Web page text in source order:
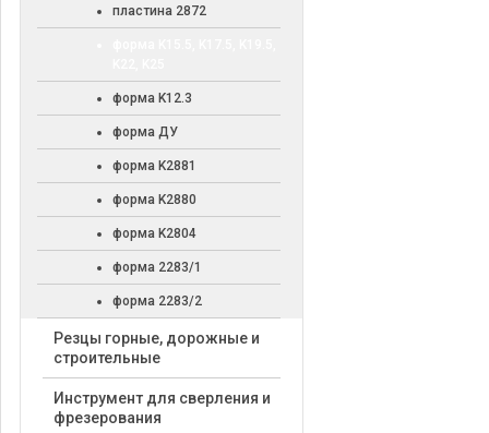
пластина 2872
форма K12.3
форма ДУ
форма K2881
форма K2880
форма K2804
форма 2283/1
форма 2283/2
Резцы горные, дорожные и
строительные
Инструмент для сверления и
фрезерования